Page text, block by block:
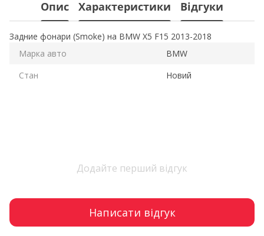
Опис Характеристики Відгуки
Задние фонари (Smoke) на BMW X5 F15 2013-2018
Марка авто
BMW
Стан
Новий
Додайте перший відгук
Написати відгук